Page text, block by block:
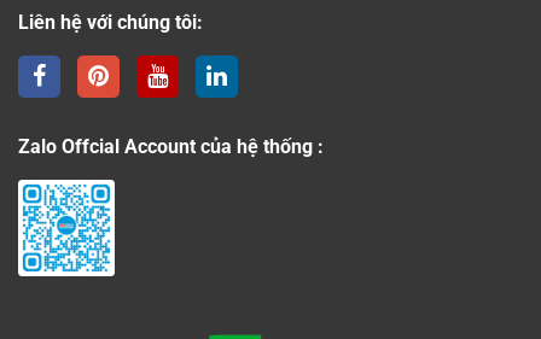
Liên hệ với chúng tôi:
Zalo Offcial Account của hệ thống :